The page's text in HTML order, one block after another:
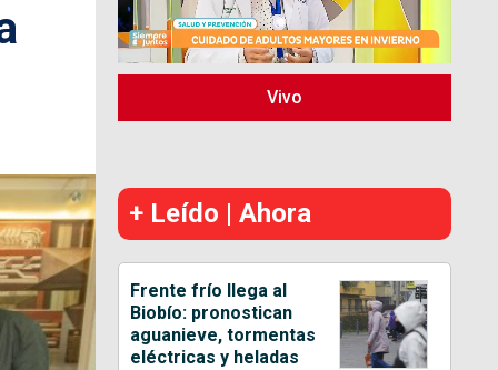
Vivo
+ Leído | Ahora
Frente frío llega al
Biobío: pronostican
aguanieve, tormentas
eléctricas y heladas